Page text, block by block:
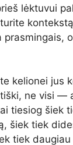
lėktuvui
prasmingais,
kelionei jus
ne visi —
tiesiog šiek
šiek tiek
tiek